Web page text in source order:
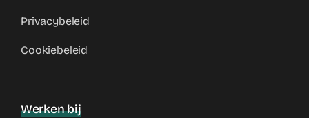
Privacybeleid
Cookiebeleid
Werken bij